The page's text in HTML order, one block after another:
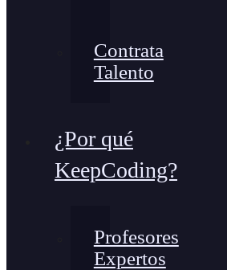
Contrata
Talento
¿Por qué
KeepCoding?
Profesores
Expertos